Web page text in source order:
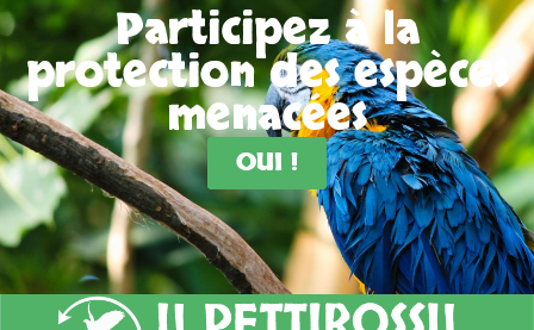
Participez à la
protection des espèces
menacées
OUI !